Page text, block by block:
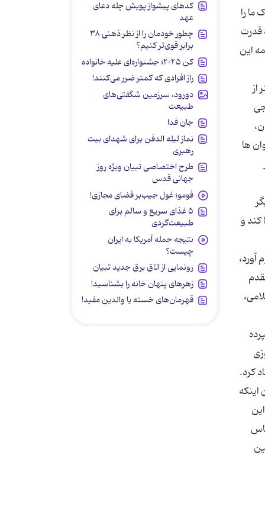
ما را
قدرت
این
از
ها
کند و
آورد،
کرد.
کدهای پیشواز پویش چله دعای
عهد
چطور خودمان را از نظر ذهنی ۳۸
برابر قوی‌تر کنیم؟
کن ۲۰۲۵؛ جشنواره‌ای علیه خانواده
راز افرادی که کمتر ضرر می‌کنند!
دورود، سرزمین شگفتی‌های
طبیعت
جان فدا
نماز لیله الدفن برای شهدای بیت
رهبری
طرح اختصاصی تبیان ویژه روز
جهانی قدس
فومو؛ غول جیب‌بر فضای مجازی!
۵ غذای سریع و سالم برای
طبیعت‌گردی
نتیجه حمله آمریکا به ایران
چیست؟
رونمایی از اتاق برق جدید تبیان
زهرهای پنهان خانه را بشناسید!
قهرمان‌های خسته یا والدین مفید!